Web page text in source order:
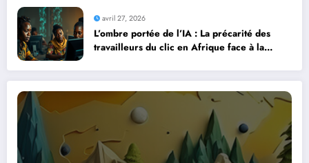
avril 27, 2026
L’ombre portée de l’IA : La précarité des
travailleurs du clic en Afrique face à la